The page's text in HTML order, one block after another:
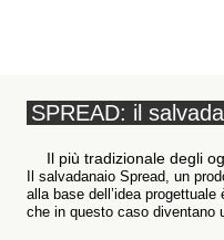
SPREAD: il
Il più tradizionale degli
Il salvadanaio Spread, un
alla base dell’idea
che in questo caso diventano